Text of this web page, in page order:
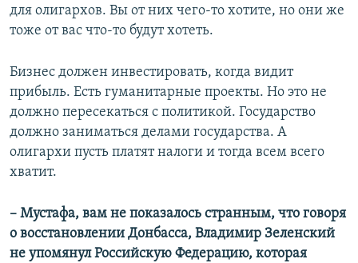
для олигархов. Вы от них чего-то хотите, но они же
тоже от вас что-то будут хотеть.
Бизнес должен инвестировать, когда видит
прибыль. Есть гуманитарные проекты. Но это не
должно пересекаться с политикой. Государство
должно заниматься делами государства. А
олигархи пусть платят налоги и тогда всем всего
хватит.
– Мустафа, вам не показалось странным, что говоря
о восстановлении Донбасса, Владимир Зеленский
не упомянул Российскую Федерацию, которая